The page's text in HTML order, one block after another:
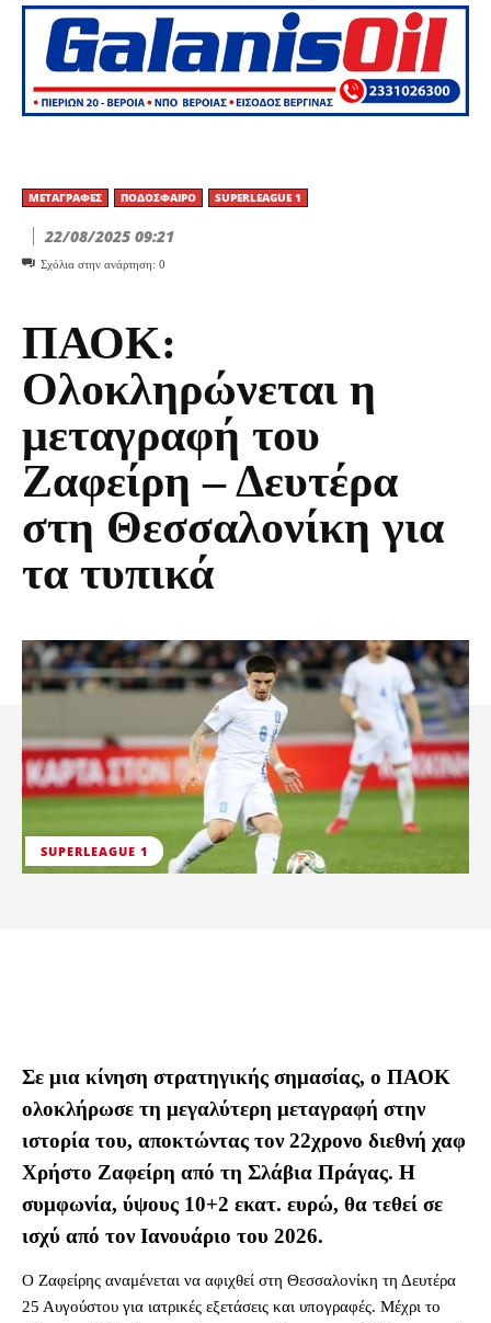
ΜΕΤΑΓΡΑΦΈΣ ΠΟΔΌΣΦΑΙΡΟ SUPERLEAGUE 1
22/08/2025 09:21
Σχόλια στην ανάρτηση: 0
ΠΑΟΚ:
Ολοκληρώνεται η
μεταγραφή του
Ζαφείρη – Δευτέρα
στη Θεσσαλονίκη για
τα τυπικά
SUPERLEAGUE 1
Σε μια κίνηση στρατηγικής σημασίας, ο ΠΑΟΚ
ολοκλήρωσε τη μεγαλύτερη μεταγραφή στην
ιστορία του, αποκτώντας τον 22χρονο διεθνή χαφ
Χρήστο Ζαφείρη από τη Σλάβια Πράγας. Η
συμφωνία, ύψους 10+2 εκατ. ευρώ, θα τεθεί σε
ισχύ από τον Ιανουάριο του 2026.
Ο Ζαφείρης αναμένεται να αφιχθεί στη Θεσσαλονίκη τη Δευτέρα
25 Αυγούστου για ιατρικές εξετάσεις και υπογραφές. Μέχρι το